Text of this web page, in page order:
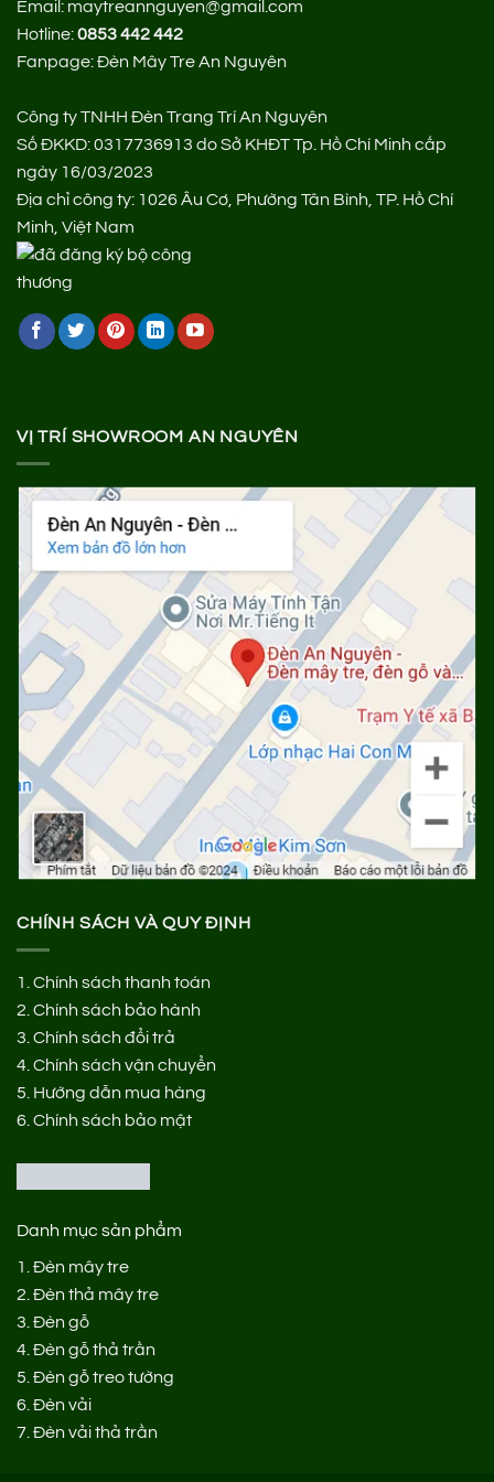
Email: maytreannguyen@gmail.com
Hotline:0853 442 442
Fanpage:Đèn Mây Tre An Nguyên
Công ty TNHH Đèn Trang Trí An Nguyên
Số ĐKKD: 0317736913 do Sở KHĐT Tp. Hồ Chí Minh cấp
ngày 16/03/2023
Địa chỉ công ty: 1026 Âu Cơ, Phường Tân Bình, TP. Hồ Chí
Minh, Việt Nam
VỊ TRÍ SHOWROOM AN NGUYÊN
CHÍNH SÁCH VÀ QUY ĐỊNH
1. Chính sách thanh toán
2. Chính sách bảo hành
3. Chính sách đổi trả
4. Chính sách vận chuyển
5. Hướng dẫn mua hàng
6. Chính sách bảo mật
Danh mục sản phẩm
1. Đèn mây tre
2. Đèn thả mây tre
3. Đèn gỗ
4. Đèn gỗ thả trần
5. Đèn gỗ treo tường
6. Đèn vải
7. Đèn vải thả trần